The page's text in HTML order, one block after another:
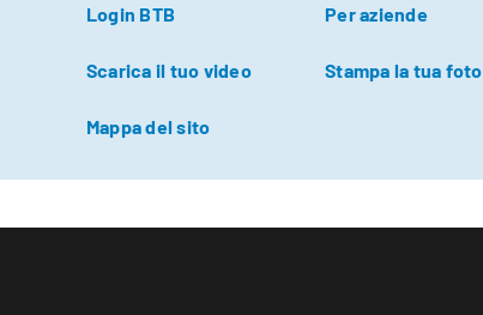
Login BTB Per aziende
Scarica il tuo video Stampa la tua foto
Mappa del sito